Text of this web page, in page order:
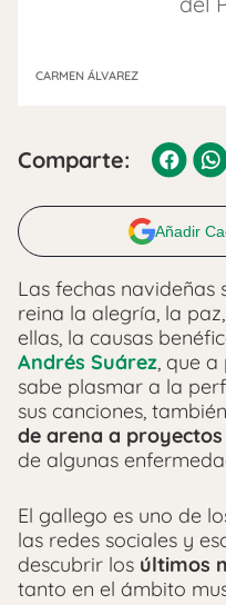
CARMEN ÁLVAREZ
Comparte:
Añadir
Las fechas navideñas
reina la alegría, la
ellas, la causas
Andrés Suárez, que
sabe plasmar a la
sus canciones,
de arena a proyectos
de algunas
El gallego es uno de
las redes sociales y
descubrir los últimos
tanto en el ámbito